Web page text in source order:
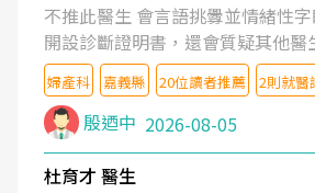
不推此醫生 會言語挑釁並情緒性
開設診斷證明書，還會質疑其他醫
婦產科 嘉義縣 20位讀者推薦 2則就醫
殷迺中 2026-08-05
杜育才 醫生